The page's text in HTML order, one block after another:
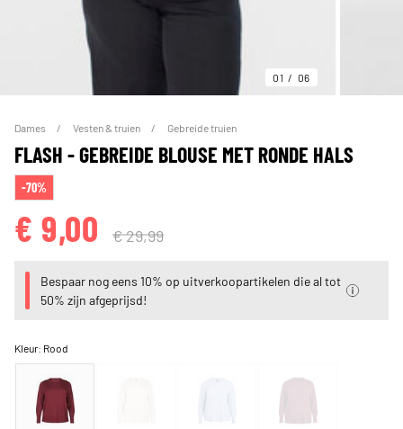
01 06
Dames Vesten & truien Gebreide truien
FLASH - GEBREIDE BLOUSE MET RONDE HALS
-70%
€ 9,00 € 29,99
Bespaar nog eens 10% op uitverkoopartikelen die al tot
50% zijn afgeprijsd!
Kleur: Rood